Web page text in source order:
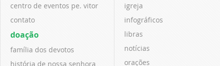
centro de eventos pe. vitor
contato
doação
família dos devotos
história de nossa senhora
igreja
infográficos
libras
notícias
orações